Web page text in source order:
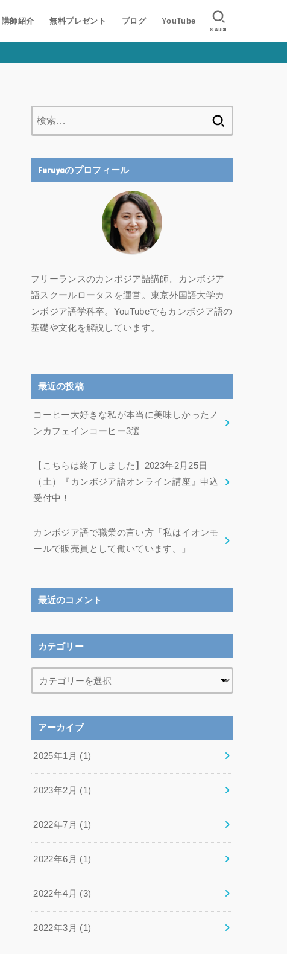
講師紹介 無料プレゼント ブログ YouTube
SEARCH
Furuyaのプロフィール
フリーランスのカンボジア語講師。カンボジア
語スクールロータスを運営。東京外国語大学カ
ンボジア語学科卒。YouTubeでもカンボジア語の
基礎や文化を解説しています。
最近の投稿
コーヒー大好きな私が本当に美味しかったノ
ンカフェインコーヒー3選
【こちらは終了しました】2023年2月25日
（土）『カンボジア語オンライン講座』申込
受付中！
カンボジア語で職業の言い方「私はイオンモ
ールで販売員として働いています。」
最近のコメント
カテゴリー
アーカイブ
2025年1月 (1)
2023年2月 (1)
2022年7月 (1)
2022年6月 (1)
2022年4月 (3)
2022年3月 (1)